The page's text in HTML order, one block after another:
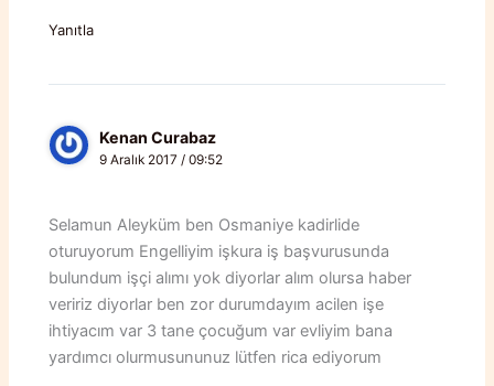
Yanıtla
Kenan Curabaz
9 Aralık 2017 / 09:52
Selamun Aleyküm ben Osmaniye kadirlide
oturuyorum Engelliyim işkura iş başvurusunda
bulundum işçi alımı yok diyorlar alım olursa haber
veririz diyorlar ben zor durumdayım acilen işe
ihtiyacım var 3 tane çocuğum var evliyim bana
yardımcı olurmusununuz lütfen rica ediyorum